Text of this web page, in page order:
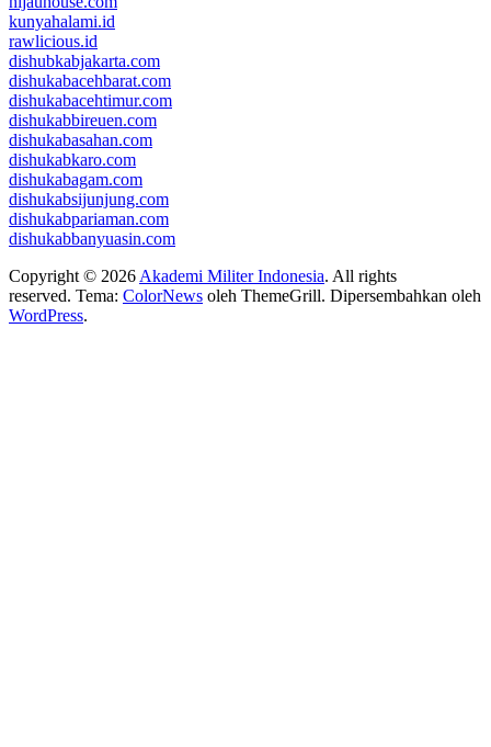
kunyahalami.id
rawlicious.id
dishubkabjakarta.com
dishukabacehbarat.com
dishukabacehtimur.com
dishukabbireuen.com
dishukabasahan.com
dishukabkaro.com
dishukabagam.com
dishukabsijunjung.com
dishukabpariaman.com
dishukabbanyuasin.com
Copyright © 2026 Akademi Militer Indonesia. All rights
reserved. Tema: ColorNews oleh ThemeGrill. Dipersembahkan oleh
WordPress.